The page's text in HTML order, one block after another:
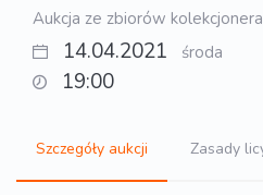
Aukcja ze zbiorów kolekcjonera
14.04.2021 środa
19:00
Szczegóły aukcji Zasady